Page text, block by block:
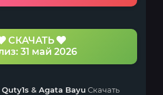
СКАЧАТЬ
31 май 2026
Quty1s& Agata Bayu Скачать